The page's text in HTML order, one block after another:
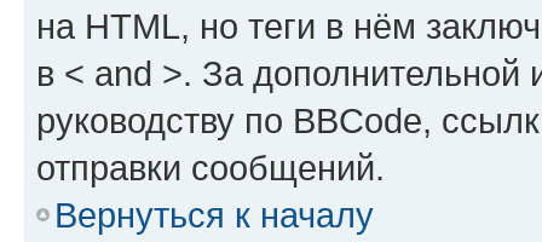
на HTML, но теги в нём
в < and >. За
руководству по BBCode,
отправки сообщений.
Вернуться к началу